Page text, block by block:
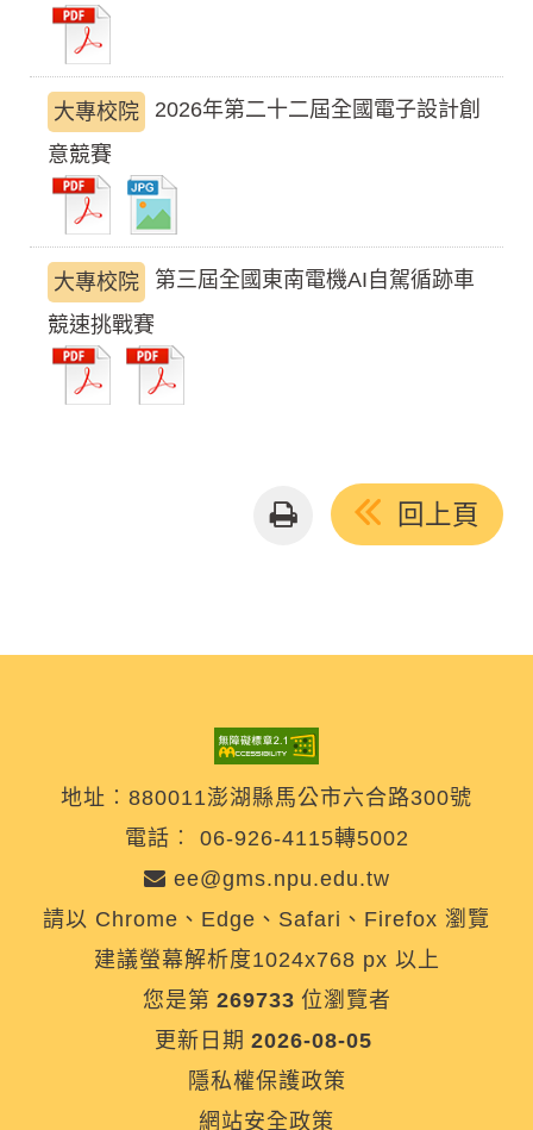
大專校院
2026年第二十二屆全國電子設計創
意競賽
大專校院
第三屆全國東南電機AI自駕循跡車
競速挑戰賽
友
回上頁
地址︰880011澎湖縣馬公市六合路300號
電話︰ 06-926-4115轉5002
ee@gms.npu.edu.tw
請以 Chrome、Edge、Safari、Firefox 瀏覽
建議螢幕解析度1024x768 px 以上
您是第 269733 位瀏覽者
更新日期 2026-08-05
隱私權保護政策
網站安全政策